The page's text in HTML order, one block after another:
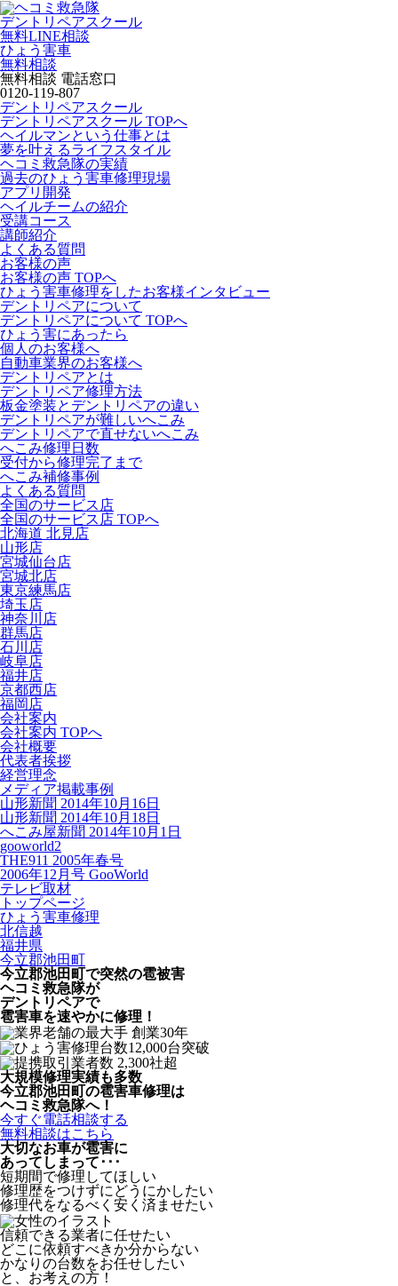
デントリペアスクール
無料LINE相談
ひょう害車
無料相談
無料相談 電話窓口
0120-119-807
デントリペアスクール
デントリペアスクール TOPへ
ヘイルマンという仕事とは
夢を叶えるライフスタイル
ヘコミ救急隊の実績
過去のひょう害車修理現場
アプリ開発
ヘイルチームの紹介
受講コース
講師紹介
よくある質問
お客様の声
お客様の声 TOPへ
ひょう害車修理をしたお客様インタビュー
デントリペアについて
デントリペアについて TOPへ
ひょう害にあったら
個人のお客様へ
自動車業界のお客様へ
デントリペアとは
デントリペア修理方法
板金塗装とデントリペアの違い
デントリペアが難しいへこみ
デントリペアで直せないへこみ
へこみ修理日数
受付から修理完了まで
へこみ補修事例
よくある質問
全国のサービス店
全国のサービス店 TOPへ
北海道 北見店
山形店
宮城仙台店
宮城北店
東京練馬店
埼玉店
神奈川店
群馬店
石川店
岐阜店
福井店
京都西店
福岡店
会社案内
会社案内 TOPへ
会社概要
代表者挨拶
経営理念
メディア掲載事例
山形新聞 2014年10月16日
山形新聞 2014年10月18日
へこみ屋新聞 2014年10月1日
gooworld2
THE911 2005年春号
2006年12月号 GooWorld
テレビ取材
トップページ
ひょう害車修理
北信越
福井県
今立郡池田町
今立郡池田町で突然の雹被害
ヘコミ救急隊が
デントリペアで
雹害車を速やかに修理！
大規模修理実績も多数
今立郡池田町の雹害車修理は
ヘコミ救急隊へ！
今すぐ電話相談する
無料相談はこちら
大切なお車が雹害に
あってしまって･･･
短期間で修理してほしい
修理歴をつけずにどうにかしたい
修理代をなるべく安く済ませたい
信頼できる業者に任せたい
どこに依頼すべきか分からない
かなりの台数をお任せしたい
と、お考えの方！